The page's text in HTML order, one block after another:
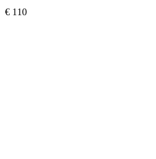
€ 110